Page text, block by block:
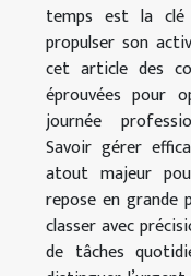
temps est la
propulser son
cet article des
éprouvées pour
journée
Savoir gérer
atout majeur
repose en
classer avec
de tâches